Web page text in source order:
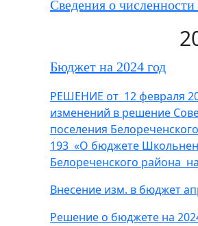
Сведения о
Бюджет на 2024 год
РЕШЕНИЕ от 12 февраля
изменений в решение
поселения
193 «О бюджете
Белореченского района
Внесение изм. в бюджет
Решение о бюджете на